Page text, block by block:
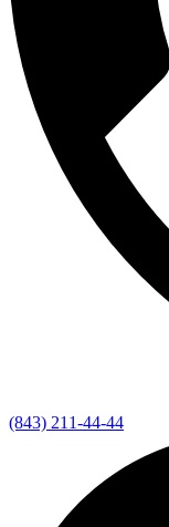
(843) 211-44-44